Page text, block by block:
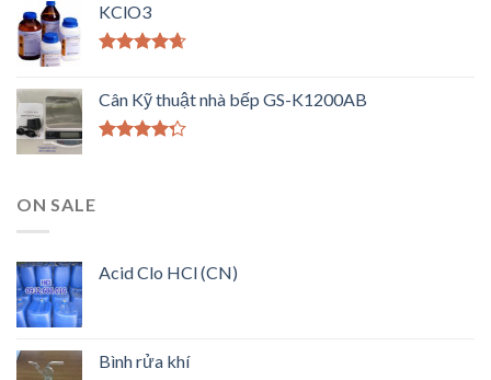
sao
KClO3
5 sao
Cân Kỹ thuật nhà bếp GS-K1200AB
ON SALE
Acid Clo HCl (CN)
Bình rửa khí